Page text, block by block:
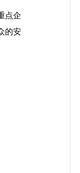
点企
的安